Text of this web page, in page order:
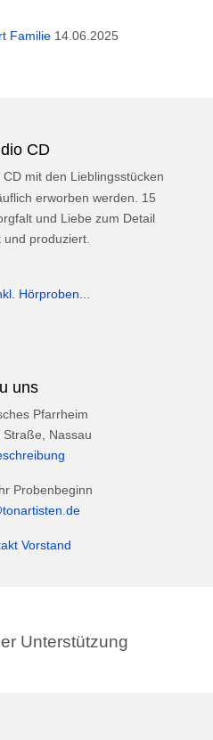
Familie 14.06.2025
CD
mit den Lieblingsstücken
erworben werden. 15
und Liebe zum Detail
und produziert.
Hörproben...
uns
Pfarrheim
Nassau
Probenbeginn
Vorstand
Unterstützung